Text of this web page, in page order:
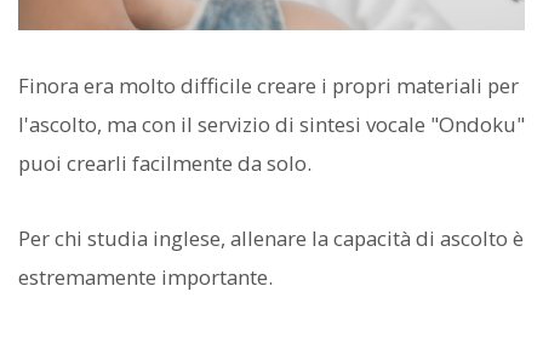
Finora era molto difficile creare i propri materiali per
l'ascolto, ma con il servizio di sintesi vocale "Ondoku"
puoi crearli facilmente da solo.
Per chi studia inglese, allenare la capacità di ascolto è
estremamente importante.